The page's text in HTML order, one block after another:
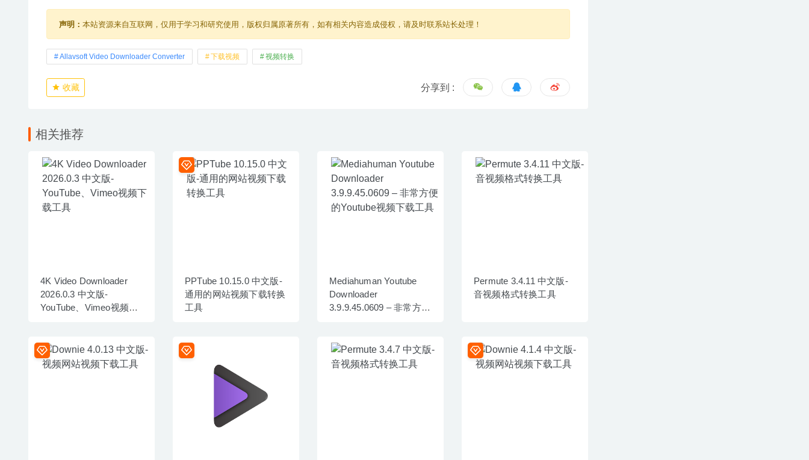
声明： 本站资源来自互联网，仅用于学习和研究使用，版权归属原著所有，如有相关内容造成侵权，请及时联系站长处理！
Allavsoft Video Downloader Converter 下载视频 视频转换
收藏 分享到 :
相关推荐
4K Video Downloader
2026.0.3 中文版-
YouTube、Vimeo视频下
PPTube 10.15.0 中文版-
通用的网站视频下载转换
工具
Mediahuman Youtube
Downloader
3.9.9.45.0609 – 非常方便
Permute 3.4.11 中文版-
音视频格式转换工具